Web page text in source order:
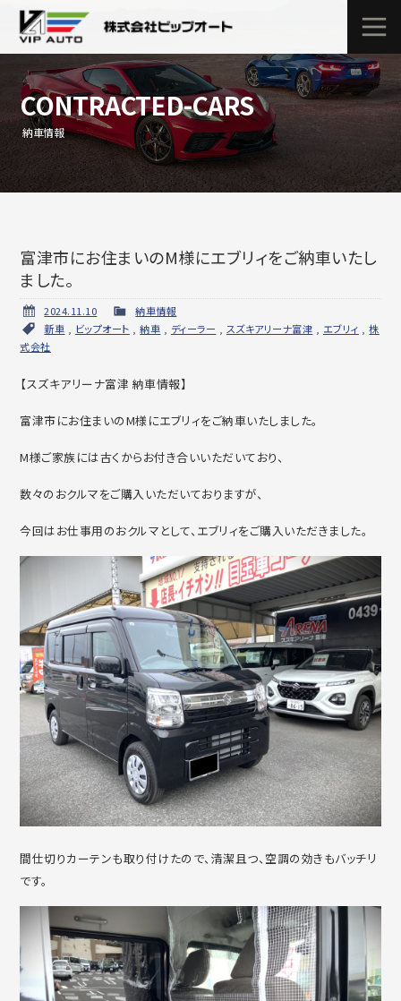
CONTRACTED-CARS
納車情報
富津市にお住まいのM様にエブリィをご納車いたし
ました。
2024.11.10
納車情報
新車
ビップオート ,納車 ディーラー スズキアリーナ富津 エブリィ ,株
式会社
【スズキアリーナ富津 納車情報】
富津市にお住まいのM様にエブリィをご納車いたしました。
M様ご家族には古くからお付き合いいただいており、
数々のおクルマをご購入いただいておりますが、
今回はお仕事用のおクルマとして、エブリィをご購入いただきました。
間仕切りカーテンも取り付けたので、清潔且つ、空調の効きもバッチリ
です。